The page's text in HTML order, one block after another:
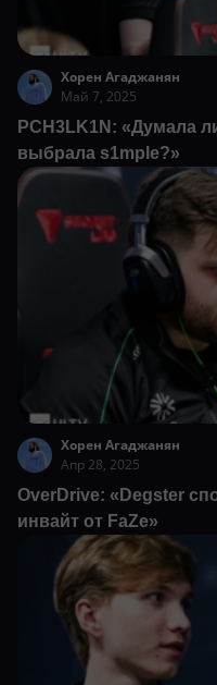
Хорен Агаджанян
Май 7, 2025
PCH3LK1N: «Думала
выбрала s1mple?»
Хорен Агаджанян
Апр 28, 2025
OverDrive: «Degster
инвайт от FaZe»